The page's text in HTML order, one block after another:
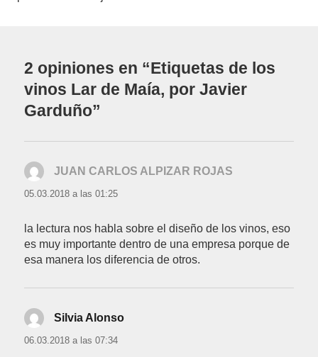
2 opiniones en “Etiquetas de los
vinos Lar de Maía, por Javier
Garduño”
JUAN CARLOS ALPIZAR ROJAS
05.03.2018 a las 01:25
la lectura nos habla sobre el diseño de los vinos, eso
es muy importante dentro de una empresa porque de
esa manera los diferencia de otros.
Silvia Alonso
06.03.2018 a las 07:34